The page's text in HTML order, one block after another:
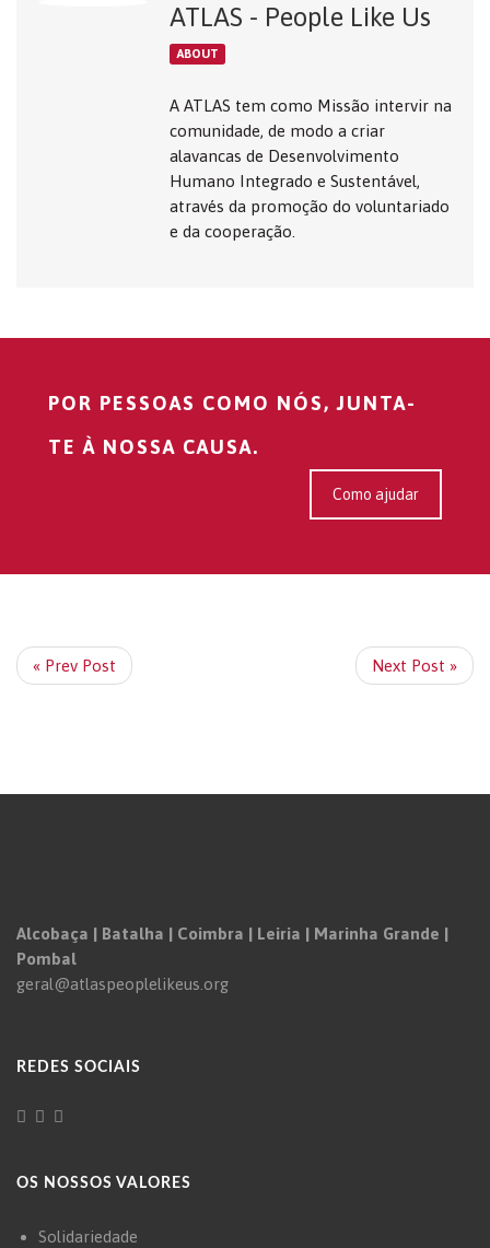
ATLAS - People Like Us
ABOUT
A ATLAS tem como Missão intervir na
comunidade, de modo a criar
alavancas de Desenvolvimento
Humano Integrado e Sustentável,
através da promoção do voluntariado
e da cooperação.
POR PESSOAS COMO NÓS, JUNTA-
TE À NOSSA CAUSA.
Como ajudar
« Prev Post Next Post »
Alcobaça | Batalha | Coimbra | Leiria | Marinha Grande |
Pombal
geral@atlaspeoplelikeus.org
REDES SOCIAIS
OS NOSSOS VALORES
Solidariedade